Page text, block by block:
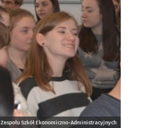
Zespołu Szkół Ekonomiczno-Administracyjnych